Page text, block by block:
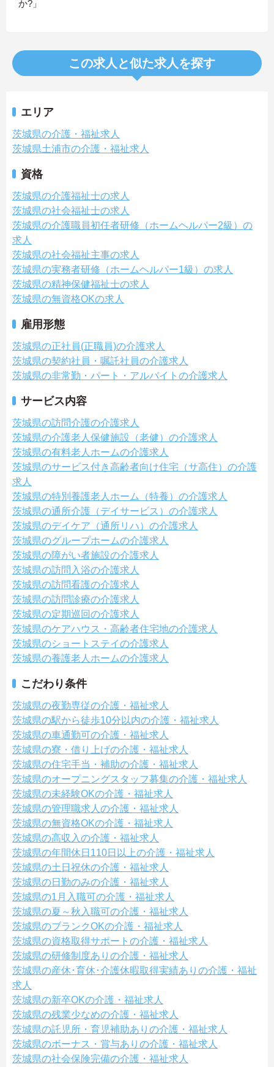
か?」
この求人と似た求人を探す
エリア
茨城県の介護・福祉求人
茨城県土浦市の介護・福祉求人
資格
茨城県の介護福祉士の求人
茨城県の社会福祉士の求人
茨城県の介護職員初任者研修（ホームヘルパー2級）の
求人
茨城県の社会福祉主事の求人
茨城県の実務者研修（ホームヘルパー1級）の求人
茨城県の精神保健福祉士の求人
茨城県の無資格OKの求人
雇用形態
茨城県の正社員(正職員)の介護求人
茨城県の契約社員・嘱託社員の介護求人
茨城県の非常勤・パート・アルバイトの介護求人
サービス内容
茨城県の訪問介護の介護求人
茨城県の介護老人保健施設（老健）の介護求人
茨城県の有料老人ホームの介護求人
茨城県のサービス付き高齢者向け住宅（サ高住）の介護
求人
茨城県の特別養護老人ホーム（特養）の介護求人
茨城県の通所介護（デイサービス）の介護求人
茨城県のデイケア（通所リハ）の介護求人
茨城県のグループホームの介護求人
茨城県の障がい者施設の介護求人
茨城県の訪問入浴の介護求人
茨城県の訪問看護の介護求人
茨城県の訪問診療の介護求人
茨城県の定期巡回の介護求人
茨城県のケアハウス・高齢者住宅地の介護求人
茨城県のショートステイの介護求人
茨城県の養護老人ホームの介護求人
こだわり条件
茨城県の夜勤専従の介護・福祉求人
茨城県の駅から徒歩10分以内の介護・福祉求人
茨城県の車通勤可の介護・福祉求人
茨城県の寮・借り上げの介護・福祉求人
茨城県の住宅手当・補助の介護・福祉求人
茨城県のオープニングスタッフ募集の介護・福祉求人
茨城県の未経験OKの介護・福祉求人
茨城県の管理職求人の介護・福祉求人
茨城県の無資格OKの介護・福祉求人
茨城県の高収入の介護・福祉求人
茨城県の年間休日110日以上の介護・福祉求人
茨城県の土日祝休の介護・福祉求人
茨城県の日勤のみの介護・福祉求人
茨城県の1月入職可の介護・福祉求人
茨城県の夏～秋入職可の介護・福祉求人
茨城県のブランクOKの介護・福祉求人
茨城県の資格取得サポートの介護・福祉求人
茨城県の研修制度ありの介護・福祉求人
茨城県の産休･育休･介護休暇取得実績ありの介護・福祉
求人
茨城県の新卒OKの介護・福祉求人
茨城県の残業少なめの介護・福祉求人
茨城県の託児所・育児補助ありの介護・福祉求人
茨城県のボーナス・賞与ありの介護・福祉求人
茨城県の社会保険完備の介護・福祉求人